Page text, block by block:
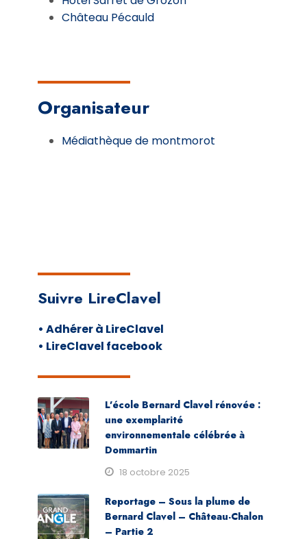
Château Pécauld
Organisateur
Médiathèque de montmorot
Suivre LireClavel
• Adhérer à LireClavel
• LireClavel facebook
L’école Bernard Clavel rénovée :
une exemplarité
environnementale célébrée à
Dommartin
18 octobre 2025
Reportage – Sous la plume de
Bernard Clavel – Château-Chalon
– Partie 2